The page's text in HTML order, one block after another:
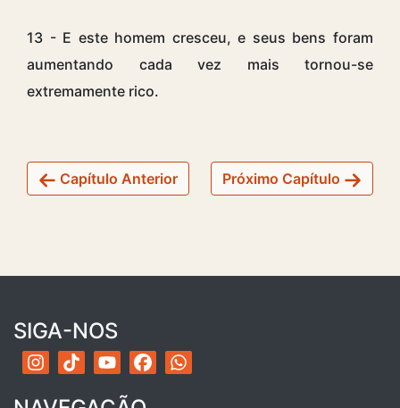
13 - E este homem cresceu, e seus bens foram
aumentando cada vez mais tornou-se
extremamente rico.
Capítulo Anterior Próximo Capítulo
SIGA-NOS